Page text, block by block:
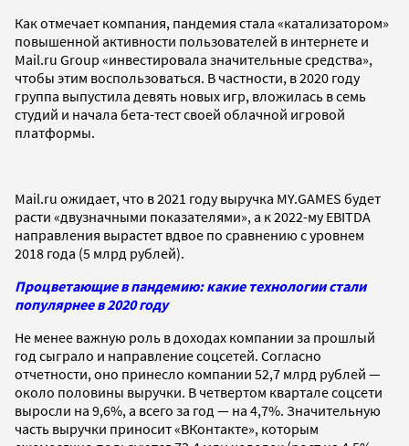
Как отмечает компания, пандемия стала «катализатором»
повышенной активности пользователей в интернете и
Mail.ru Group «инвестировала значительные средства»,
чтобы этим воспользоваться. В частности, в 2020 году
группа выпустила девять новых игр, вложилась в семь
студий и начала бета-тест своей облачной игровой
платформы.
Mail.ru ожидает, что в 2021 году выручка MY.GAMES будет
расти «двузначными показателями», а к 2022-му EBITDA
направления вырастет вдвое по сравнению с уровнем
2018 года (5 млрд рублей).
Процветающие в пандемию: какие технологии стали
популярнее в 2020 году
Не менее важную роль в доходах компании за прошлый
год сыграло и направление соцсетей. Согласно
отчетности, оно принесло компании 52,7 млрд рублей —
около половины выручки. В четвертом квартале соцсети
выросли на 9,6%, а всего за год — на 4,7%. Значительную
часть выручки приносит «ВКонтакте», которым